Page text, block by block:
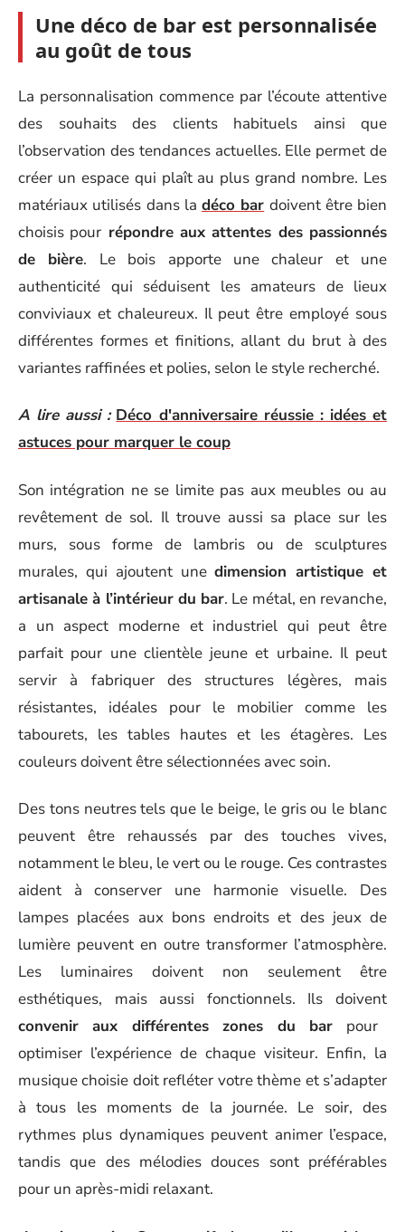
Une déco de bar est personnalisée
au goût de tous
La personnalisation commence par l’écoute attentive
des souhaits des clients habituels ainsi que
l’observation des tendances actuelles. Elle permet de
créer un espace qui plaît au plus grand nombre. Les
matériaux utilisés dans la déco bar doivent être bien
choisis pour répondre aux attentes des passionnés
de bière. Le bois apporte une chaleur et une
authenticité qui séduisent les amateurs de lieux
conviviaux et chaleureux. Il peut être employé sous
différentes formes et finitions, allant du brut à des
variantes raffinées et polies, selon le style recherché.
A lire aussi : Déco d'anniversaire réussie : idées et
astuces pour marquer le coup
Son intégration ne se limite pas aux meubles ou au
revêtement de sol. Il trouve aussi sa place sur les
murs, sous forme de lambris ou de sculptures
murales, qui ajoutent unedimension artistique et
artisanale à l’intérieur du bar. Le métal, en revanche,
a un aspect moderne et industriel qui peut être
parfait pour une clientèle jeune et urbaine. Il peut
servir à fabriquer des structures légères, mais
résistantes, idéales pour le mobilier comme les
tabourets, les tables hautes et les étagères. Les
couleurs doivent être sélectionnées avec soin.
Des tons neutres tels que le beige, le gris ou le blanc
peuvent être rehaussés par des touches vives,
notamment le bleu, le vert ou le rouge. Ces contrastes
aident à conserver une harmonie visuelle. Des
lampes placées aux bons endroits et des jeux de
lumière peuvent en outre transformer l’atmosphère.
Les luminaires doivent non seulement être
esthétiques, mais aussi fonctionnels. Ils doivent
convenir aux différentes zones du bar pour
optimiser l’expérience de chaque visiteur. Enfin, la
musique choisie doit refléter votre thème et s’adapter
à tous les moments de la journée. Le soir, des
rythmes plus dynamiques peuvent animer l’espace,
tandis que des mélodies douces sont préférables
pour un après-midi relaxant.